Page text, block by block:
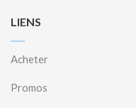
LIENS
Acheter
Promos